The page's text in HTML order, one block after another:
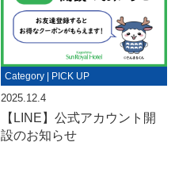
Category | PICK UP
2025.12.4
【LINE】公式アカウント開
設のお知らせ